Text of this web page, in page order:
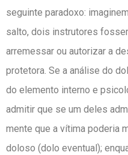
seguinte paradoxo:
salto, dois instrutores
arremessar ou autorizar a
protetora. Se a análise do
do elemento interno e
admitir que se um deles
mente que a vítima poderia
doloso (dolo eventual);